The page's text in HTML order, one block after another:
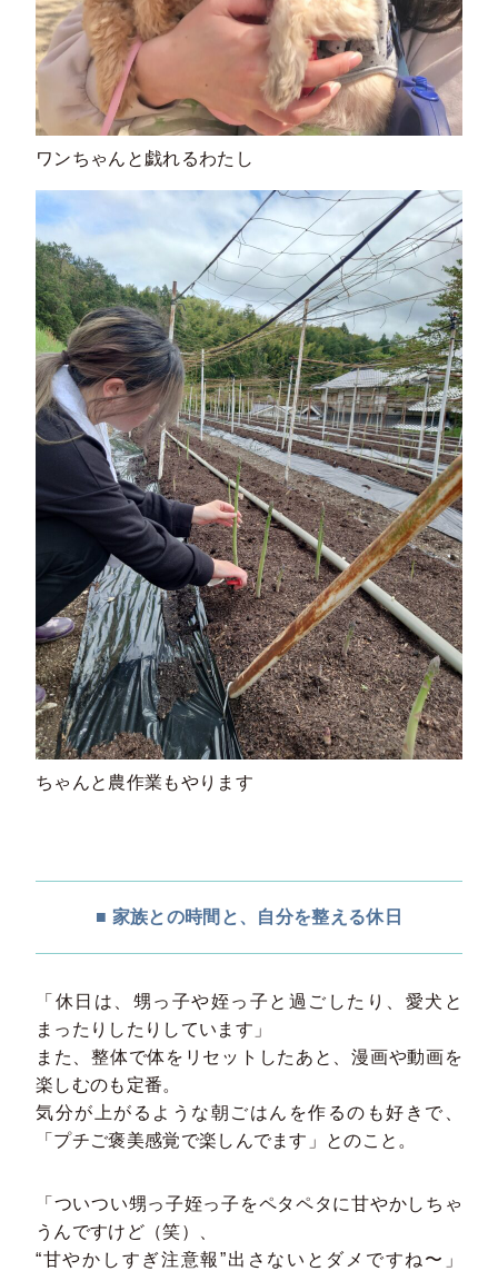
ワンちゃんと戯れるわたし
ちゃんと農作業もやります
■ 家族との時間と、自分を整える休日
「休日は、甥っ子や姪っ子と過ごしたり、愛犬と
まったりしたりしています」
また、整体で体をリセットしたあと、漫画や動画を
楽しむのも定番。
気分が上がるような朝ごはんを作るのも好きで、
「プチご褒美感覚で楽しんでます」とのこと。
「ついつい甥っ子姪っ子をペタペタに甘やかしちゃ
うんですけど（笑）、
“甘やかしすぎ注意報”出さないとダメですね〜」